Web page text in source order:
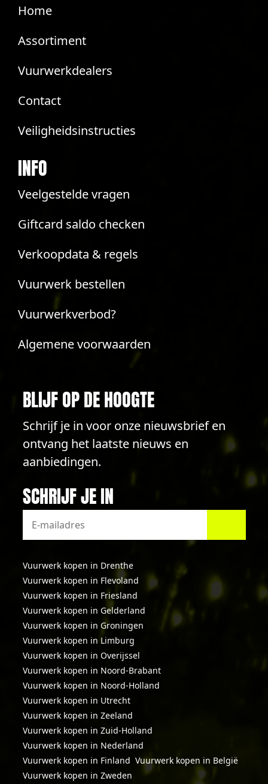
Home
Assortiment
Vuurwerkdealers
Contact
Veiligheidsinstructies
INFO
Veelgestelde vragen
Giftcard saldo checken
Verkoopdata & regels
Vuurwerk bestellen
Vuurwerkverbod?
Algemene voorwaarden
BLIJF OP DE HOOGTE
Schrijf je in voor onze nieuwsbrief en
ontvang het laatste nieuws en
aanbiedingen.
SCHRIJF JE IN
Vuurwerk kopen in Drenthe
Vuurwerk kopen in Flevoland
Vuurwerk kopen in Friesland
Vuurwerk kopen in Gelderland
Vuurwerk kopen in Groningen
Vuurwerk kopen in Limburg
Vuurwerk kopen in Overijssel
Vuurwerk kopen in Noord-Brabant
Vuurwerk kopen in Noord-Holland
Vuurwerk kopen in Utrecht
Vuurwerk kopen in Zeeland
Vuurwerk kopen in Zuid-Holland
Vuurwerk kopen in Nederland
Vuurwerk kopen in Finland Vuurwerk kopen in België
Vuurwerk kopen in Zweden